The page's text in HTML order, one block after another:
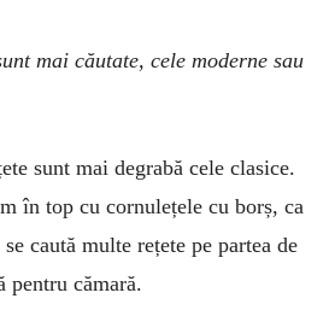
mai căutate, cele moderne sau
sunt mai degrabă cele clasice.
în top cu cornulețele cu borș, ca
caută multe rețete pe partea de
pentru cămară.